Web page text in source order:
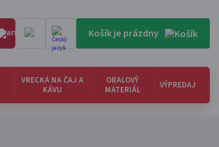
Košík je prázdny
VRECKÁ NA ČAJ A
KÁVU
OBALOVÝ
MATERIÁL
VÝPREDAJ